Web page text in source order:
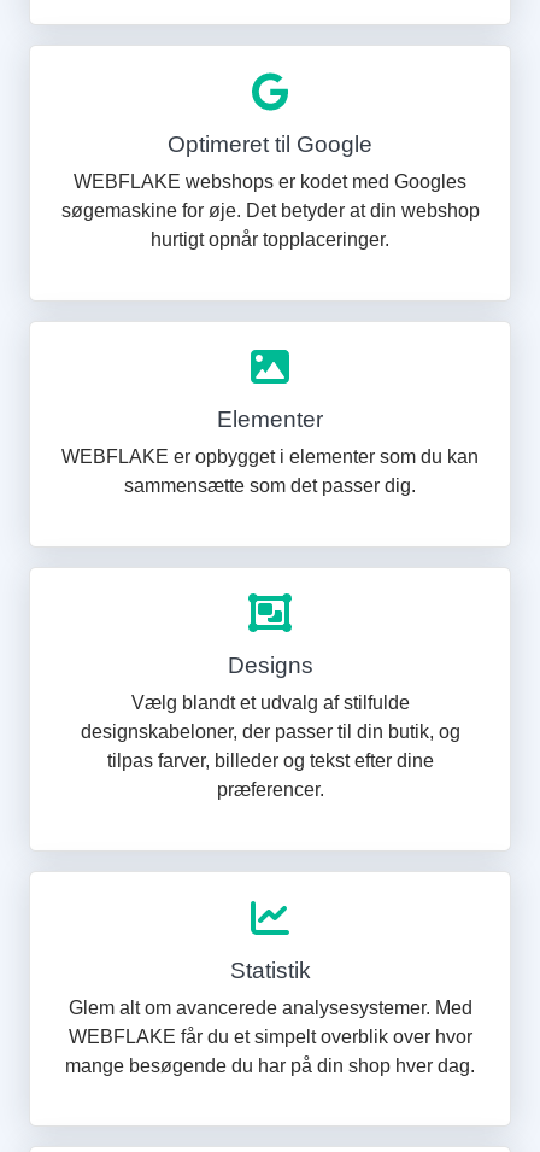
Optimeret til Google
WEBFLAKE webshops er kodet med Googles
søgemaskine for øje. Det betyder at din webshop
hurtigt opnår topplaceringer.
Elementer
WEBFLAKE er opbygget i elementer som du kan
sammensætte som det passer dig.
Designs
Vælg blandt et udvalg af stilfulde
designskabeloner, der passer til din butik, og
tilpas farver, billeder og tekst efter dine
præferencer.
Statistik
Glem alt om avancerede analysesystemer. Med
WEBFLAKE får du et simpelt overblik over hvor
mange besøgende du har på din shop hver dag.